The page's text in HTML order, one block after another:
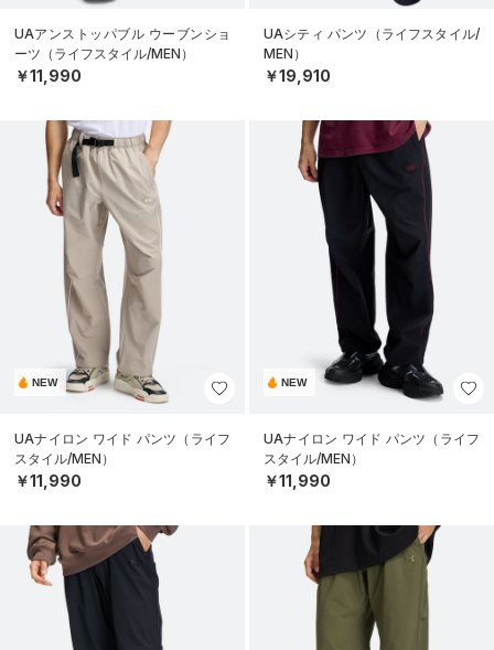
UAアンストッパブル ウーブンショ
ーツ（ライフスタイル/MEN）
￥11,990
UAシティ パンツ（ライフスタイル/
MEN）
￥19,910
NEW
UAナイロン ワイド パンツ（ライフ
スタイル/MEN）
￥11,990
NEW
UAナイロン ワイド パンツ（ライフ
スタイル/MEN）
￥11,990